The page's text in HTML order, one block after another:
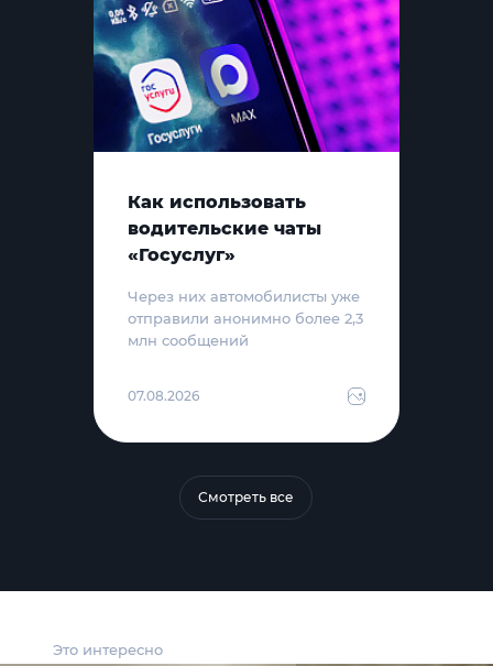
Это интересно
Как использовать
водительские чаты
«Госуслуг»
Через них автомобилисты уже
отправили анонимно более 2,3
млн сообщений
07.08.2026
Смотреть все